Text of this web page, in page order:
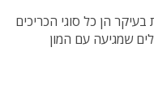
בעיקר הן כל סוגי הכריכים
שמגיעה עם המון